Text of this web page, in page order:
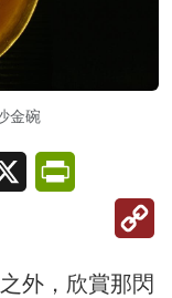
金碗
X
外，欣賞那閃